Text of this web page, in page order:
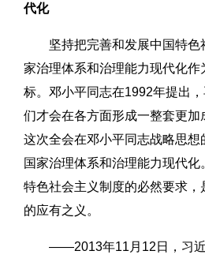
代化
坚持把完善和发展中国特色
家治理体系和治理能力现代化作
标。邓小平同志在1992年提出
们才会在各方面形成一整套更加
这次全会在邓小平同志战略思
国家治理体系和治理能力现代
特色社会主义制度的必然要求
的应有之义。
——2013年11月12日，习